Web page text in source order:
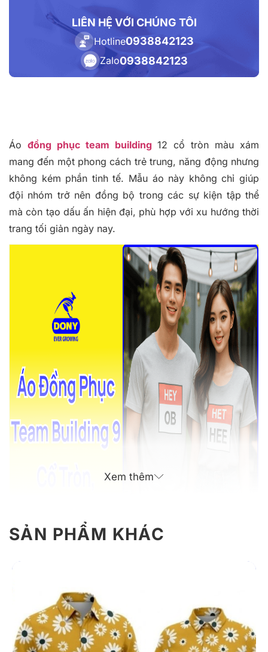
LIÊN HỆ VỚI CHÚNG TÔI
Hotline0938842123
Zalo0938842123
Áo đồng phục team building 12 cổ tròn màu xám
mang đến một phong cách trẻ trung, năng động nhưng
không kém phần tinh tế. Mẫu áo này không chỉ giúp
đội nhóm trở nên đồng bộ trong các sự kiện tập thể
mà còn tạo dấu ấn hiện đại, phù hợp với xu hướng thời
trang tối giản ngày nay.
Giới Thiệu Thông Tin Về Áo Thun
Đồng Phục Team Building Cổ Tròn,
Xem thêm
SẢN PHẨM KHÁC